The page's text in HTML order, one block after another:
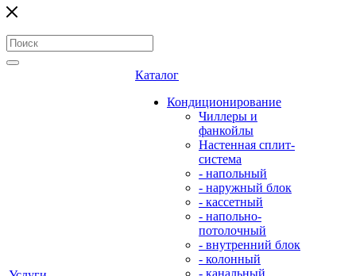
Каталог
Кондиционирование
Чиллеры и
фанкойлы
Настенная сплит-
система
- напольный
- наружный блок
- кассетный
- напольно-
потолочный
- внутренний блок
- колонный
- канальный